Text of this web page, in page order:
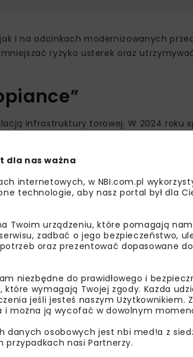
i na odcinkach modernizowanych
ryzyko usterek oraz
infrastruktury torowej. W 2024 roku
Rok później zakres prac zwiększono do
gdzie objęły ponad 600 km torów
Główny, obejmując ponad 500 km
Tczew, gdzie objęła ponad 170 km
nr 353 Poznań Wschód – Skandawa,
dla nas ważna
internetowych, w NBI.com.pl
technologie, aby nasz portal był dla
Twoim urządzeniu, które pomagają
zadbać o jego bezpieczeństwo,
oraz prezentować dopasowane
niezbędne do prawidłowego i
które wymagają Twojej zgody. Każda
jeśli jesteś naszym Użytkownikiem.
i można ją wycofać w dowolnym
danych osobowych jest nbi med!a z
przypadkach nasi Partnerzy.